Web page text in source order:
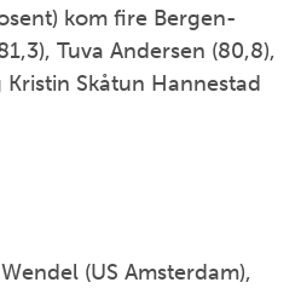
kom fire Bergen-
Tuva Andersen (80,8),
Skåtun Hannestad
(US Amsterdam),